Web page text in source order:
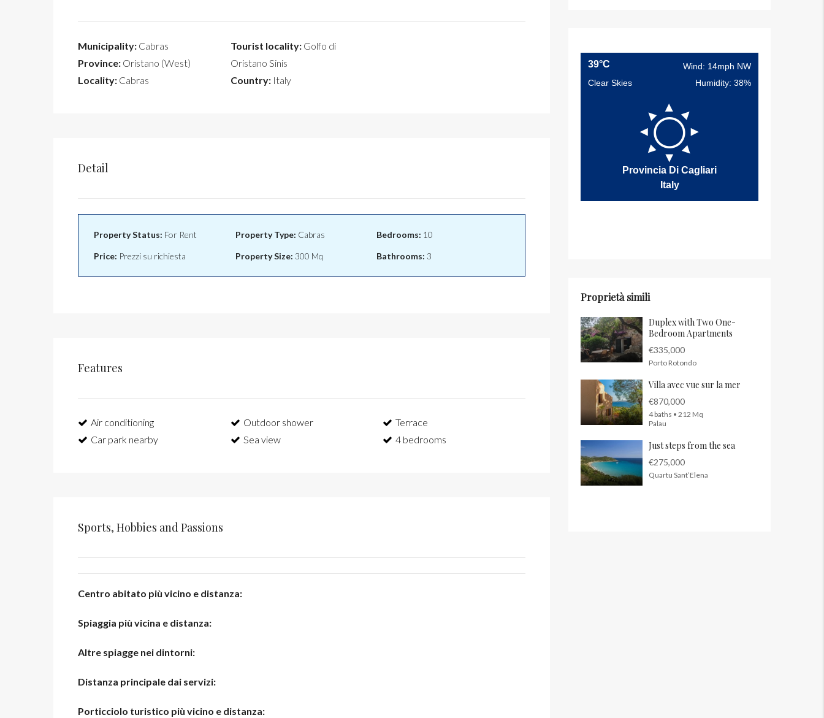
Municipality: Cabras
Province: Oristano (West)
Locality: Cabras
Tourist locality:Golfo di
Oristano Sinis
Country:Italy
Detail
Property Status: For Rent
Price: Prezzi su richiesta
Property Type: Cabras
Property Size: 300 Mq
Bedrooms: 10
Bathrooms: 3
Features
Air conditioning
Car park nearby
Outdoor shower
Sea view
Terrace
4 bedrooms
Sports, Hobbies and Passions
Centro abitato più vicino e distanza:
Spiaggia più vicina e distanza:
Altre spiagge nei dintorni:
Distanza principale dai servizi:
Porticciolo turistico più vicino e distanza:
39°C
Wind: 14mph NW
Clear Skies
Humidity: 38%
Provincia Di Cagliari
Italy
Proprietà simili
Duplex with Two One-
Bedroom Apartments
€335,000
Porto Rotondo
Villa avec vue sur la mer
€870,000
4 baths • 212 Mq
Palau
Just steps from the sea
€275,000
Quartu Sant’Elena